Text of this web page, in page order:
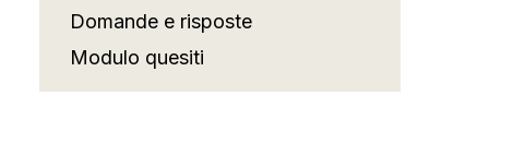
Domande e risposte
Modulo quesiti